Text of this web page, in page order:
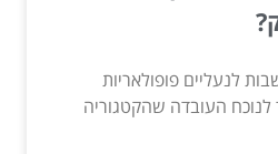
לנעליים פופולאריות
לנוכח העובדה שהקטגוריה